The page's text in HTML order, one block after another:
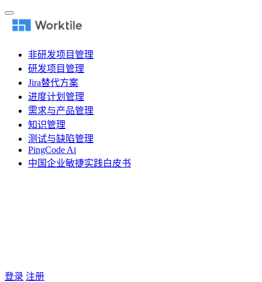
非研发项目管理
研发项目管理
Jira替代方案
进度计划管理
需求与产品管理
知识管理
测试与缺陷管理
PingCode Ai
中国企业敏捷实践白皮书
登录 注册